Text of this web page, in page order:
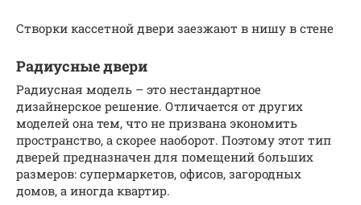
Створки кассетной двери заезжают в нишу в стене
Радиусные двери
Радиусная модель – это нестандартное
дизайнерское решение. Отличается от других
моделей она тем, что не призвана экономить
пространство, а скорее наоборот. Поэтому этот тип
дверей предназначен для помещений больших
размеров: супермаркетов, офисов, загородных
домов, а иногда квартир.